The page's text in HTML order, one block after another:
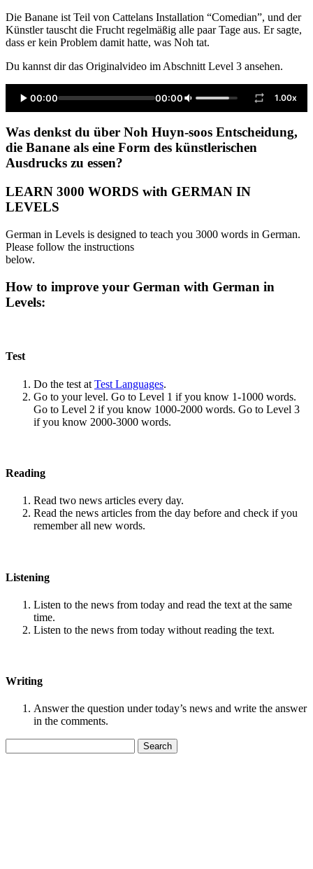
Die Banane ist Teil von Cattelans Installation “Comedian”, und der
Künstler tauscht die Frucht regelmäßig alle paar Tage aus. Er sagte,
dass er kein Problem damit hatte, was Noh tat.
Du kannst dir das Originalvideo im Abschnitt Level 3 ansehen.
00:00 00:00 1.00x
Was denkst du über Noh Huyn-soos Entscheidung,
die Banane als eine Form des künstlerischen
Ausdrucks zu essen?
LEARN 3000 WORDS with GERMAN IN
LEVELS
German in Levels is designed to teach you 3000 words in German.
Please follow the instructions
below.
How to improve your German with German in
Levels:
Test
Do the test at Test Languages.
Go to your level. Go to Level 1 if you know 1-1000 words.
Go to Level 2 if you know 1000-2000 words. Go to Level 3
if you know 2000-3000 words.
Reading
Read two news articles every day.
Read the news articles from the day before and check if you
remember all new words.
Listening
Listen to the news from today and read the text at the same
time.
Listen to the news from today without reading the text.
Writing
Answer the question under today’s news and write the answer
in the comments.
for: